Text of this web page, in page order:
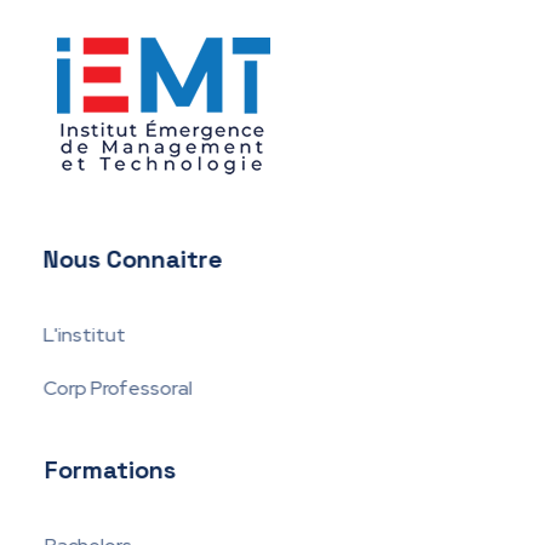
Nous Connaitre
L'institut
Corp Professoral
Formations